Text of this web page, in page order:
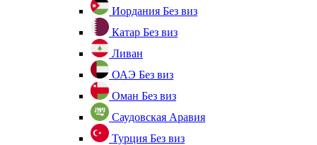
Иордания Без виз
Катар Без виз
Ливан
ОАЭ Без виз
Оман Без виз
Саудовская Аравия
Турция Без виз